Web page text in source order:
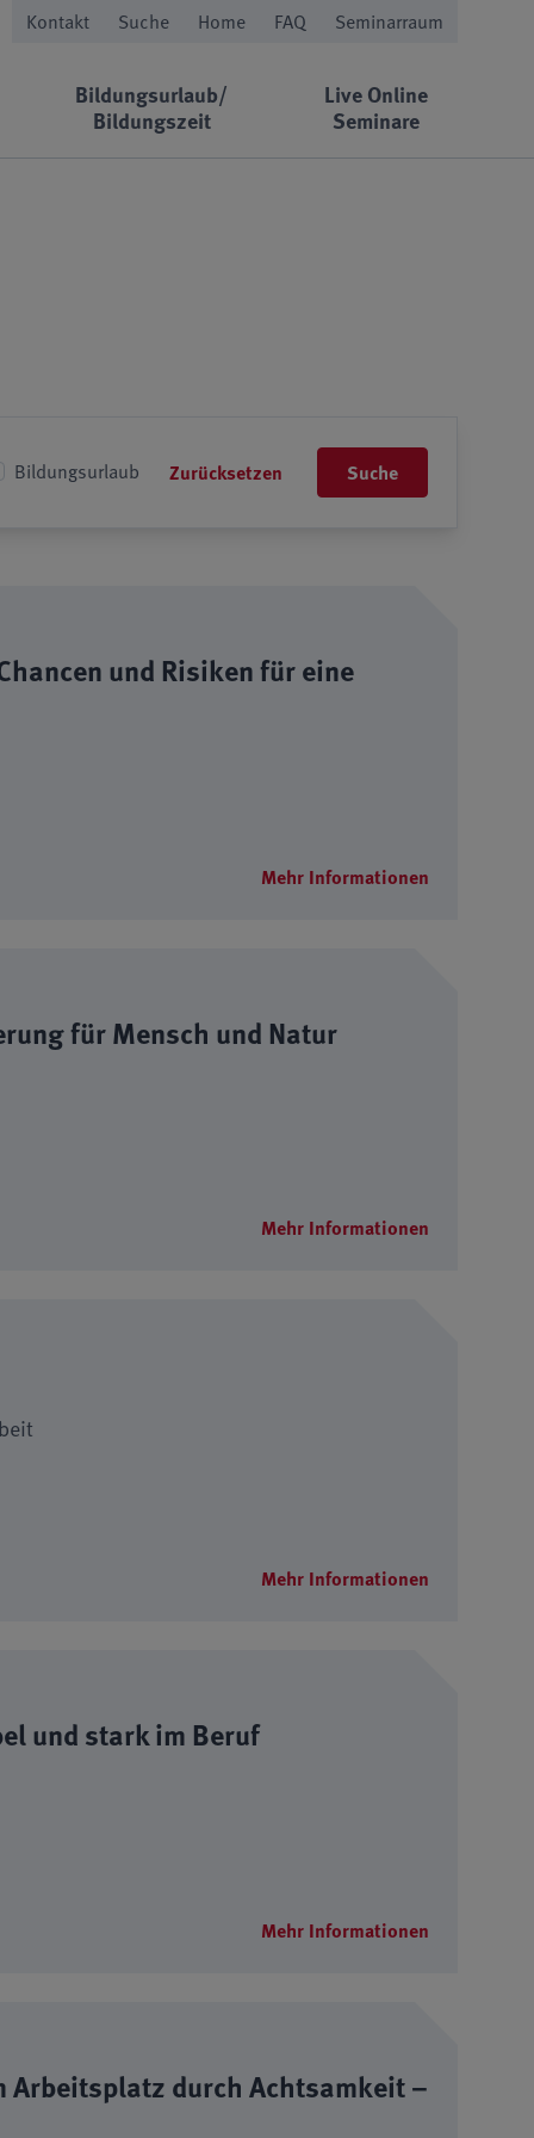
Kontakt Suche Home FAQ Seminarraum
Bildungsurlaub/
Bildungszeit
Live Online
Seminare
Bildungsurlaub Zurücksetzen Suche
und Risiken für eine
Mehr Informationen
für Mensch und Natur
Mehr Informationen
Mehr Informationen
und stark im Beruf
Mehr Informationen
Arbeitsplatz durch Achtsamkeit –